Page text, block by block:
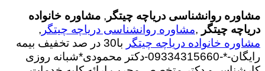
مشاوره روانشناسی دریاچه چیتگر , مشاوره خانواده
دریاچه چیتگر ,مشاوره روانشناسی دریاچه چیتگر ,
مشاوره خانواده دریاچه چیتگر
با30 در صد تخفیف بیمه
رایگان-*-09334315660-دکتر محمودی*شبانه روزی